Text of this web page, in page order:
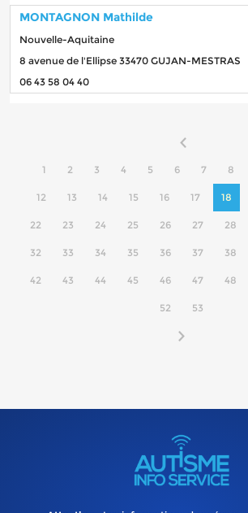
MONTAGNON Mathilde
Nouvelle-Aquitaine
8 avenue de l'Ellipse 33470 GUJAN-MESTRAS
06 43 58 04 40
1 2 3 4 5 6 7 8
12 13 14 15 16 17 18
22 23 24 25 26 27 28
32 33 34 35 36 37 38
42 43 44 45 46 47 48
52 53